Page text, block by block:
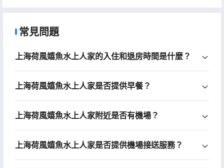
常見問題
上海荷風嬉魚水上人家的入住和退房時間是什麼？
上海荷風嬉魚水上人家是否提供早餐？
上海荷風嬉魚水上人家附近是否有機場？
上海荷風嬉魚水上人家是否提供機場接送服務？